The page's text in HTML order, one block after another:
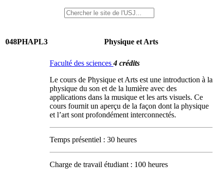
048PHAPL3 Physique et Arts
Faculté des sciences4 crédits
Le cours de Physique et Arts est une introduction à la
physique du son et de la lumière avec des
applications dans la musique et les arts visuels. Ce
cours fournit un aperçu de la façon dont la physique
et l’art sont profondément interconnectés.
Temps présentiel : 30 heures
Charge de travail étudiant : 100 heures